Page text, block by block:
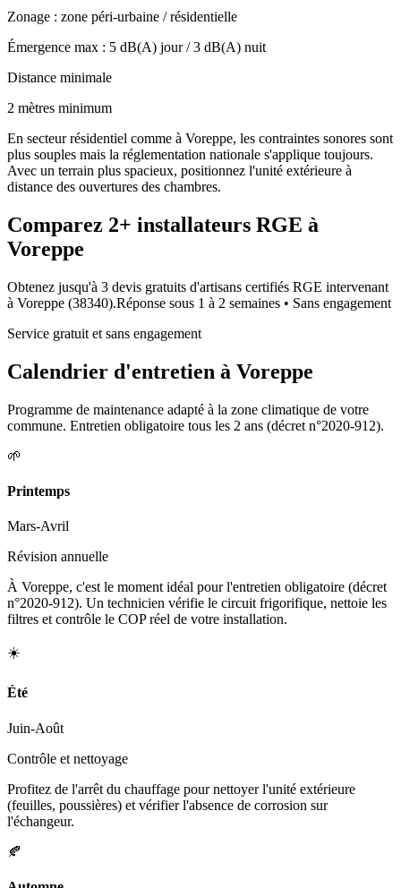
Zonage : zone péri-urbaine / résidentielle
Émergence max : 5 dB(A) jour /3 dB(A) nuit
Distance minimale
2 mètres minimum
En secteur résidentiel comme à Voreppe, les contraintes sonores sont
plus souples mais la réglementation nationale s'applique toujours.
Avec un terrain plus spacieux, positionnez l'unité extérieure à
distance des ouvertures des chambres.
Comparez 2+ installateurs RGE à
Voreppe
Obtenez jusqu'à 3 devis gratuits d'artisans certifiés RGE intervenant
à Voreppe (38340).Réponse sous 1 à 2 semaines • Sans engagement
Service gratuit et sans engagement
Calendrier d'entretien à Voreppe
Programme de maintenance adapté à la zone climatique de votre
commune. Entretien obligatoire tous les 2 ans (décret n°2020-912).
🌱
Printemps
Mars-Avril
Révision annuelle
À Voreppe, c'est le moment idéal pour l'entretien obligatoire (décret
n°2020-912). Un technicien vérifie le circuit frigorifique, nettoie les
filtres et contrôle le COP réel de votre installation.
☀️
Été
Juin-Août
Contrôle et nettoyage
Profitez de l'arrêt du chauffage pour nettoyer l'unité extérieure
(feuilles, poussières) et vérifier l'absence de corrosion sur
l'échangeur.
🍂